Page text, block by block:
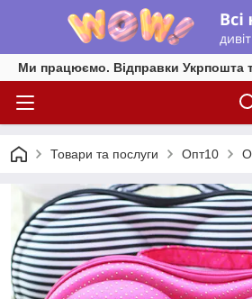
Ми працюємо. Відправки Укрпошта
Товари та послуги Опт10